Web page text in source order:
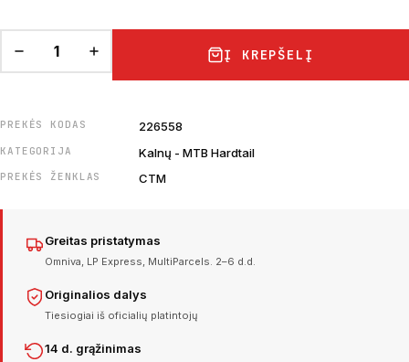
Į KREPŠELĮ
PREKĖS KODAS 226558
KATEGORIJA Kalnų - MTB Hardtail
PREKĖS ŽENKLAS CTM
Greitas pristatymas
Omniva, LP Express, MultiParcels. 2–6 d.d.
Originalios dalys
Tiesiogiai iš oficialių platintojų
14 d. grąžinimas